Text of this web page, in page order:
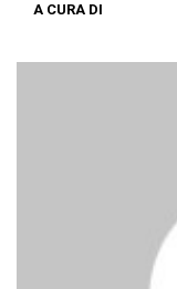
A CURA DI